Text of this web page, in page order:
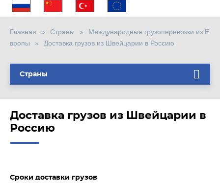
Главная Страны
Международные грузоперевозки из Е
вропы
Доставка грузов из Швейцарии в Россию
Страны
Доставка грузов из Швейцарии в
Россию
Сроки доставки грузов